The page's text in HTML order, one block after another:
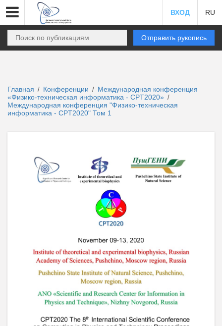
ВХОД RU
Отправить рукопись
Главная / Конференции / Международная конференция
«Физико-техническая информатика - CPT2020» /
Международная конференция "Физико-техническая
информатика - CPT2020" Том 1